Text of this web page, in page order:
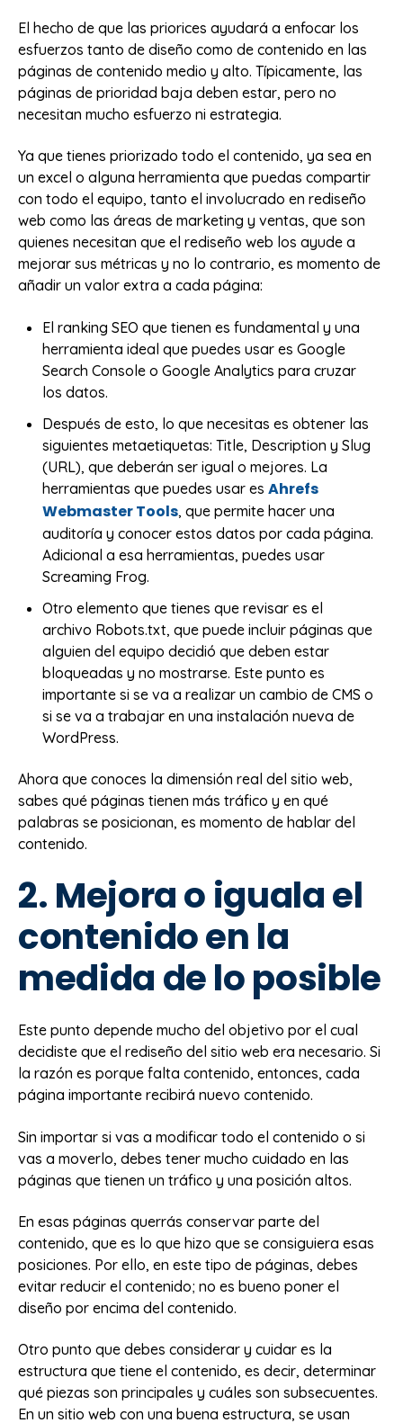
El hecho de que las priorices ayudará a enfocar los
esfuerzos tanto de diseño como de contenido en las
páginas de contenido medio y alto. Típicamente, las
páginas de prioridad baja deben estar, pero no
necesitan mucho esfuerzo ni estrategia.
Ya que tienes priorizado todo el contenido, ya sea en
un excel o alguna herramienta que puedas compartir
con todo el equipo, tanto el involucrado en rediseño
web como las áreas de marketing y ventas, que son
quienes necesitan que el rediseño web los ayude a
mejorar sus métricas y no lo contrario, es momento de
añadir un valor extra a cada página:
El ranking SEO que tienen es fundamental y una
herramienta ideal que puedes usar es Google
Search Console o Google Analytics para cruzar
los datos.
Después de esto, lo que necesitas es obtener las
siguientes metaetiquetas: Title, Description y Slug
(URL), que deberán ser igual o mejores. La
herramientas que puedes usar esAhrefs
Webmaster Tools, que permite hacer una
auditoría y conocer estos datos por cada página.
Adicional a esa herramientas, puedes usar
Screaming Frog.
Otro elemento que tienes que revisar es el
archivo Robots.txt, que puede incluir páginas que
alguien del equipo decidió que deben estar
bloqueadas y no mostrarse. Este punto es
importante si se va a realizar un cambio de CMS o
si se va a trabajar en una instalación nueva de
WordPress.
Ahora que conoces la dimensión real del sitio web,
sabes qué páginas tienen más tráfico y en qué
palabras se posicionan, es momento de hablar del
contenido.
2. Mejora o iguala el
contenido en la
medida de lo posible
Este punto depende mucho del objetivo por el cual
decidiste que el rediseño del sitio web era necesario. Si
la razón es porque falta contenido, entonces, cada
página importante recibirá nuevo contenido.
Sin importar si vas a modificar todo el contenido o si
vas a moverlo, debes tener mucho cuidado en las
páginas que tienen un tráfico y una posición altos.
En esas páginas querrás conservar parte del
contenido, que es lo que hizo que se consiguiera esas
posiciones. Por ello, en este tipo de páginas, debes
evitar reducir el contenido; no es bueno poner el
diseño por encima del contenido.
Otro punto que debes considerar y cuidar es la
estructura que tiene el contenido, es decir, determinar
qué piezas son principales y cuáles son subsecuentes.
En un sitio web con una buena estructura, se usan